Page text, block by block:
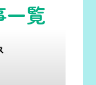
一覧